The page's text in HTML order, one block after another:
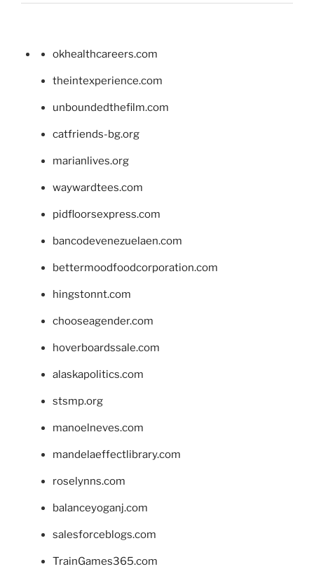
okhealthcareers.com
theintexperience.com
unboundedthefilm.com
catfriends-bg.org
marianlives.org
waywardtees.com
pidfloorsexpress.com
bancodevenezuelaen.com
bettermoodfoodcorporation.com
hingstonnt.com
chooseagender.com
hoverboardssale.com
alaskapolitics.com
stsmp.org
manoelneves.com
mandelaeffectlibrary.com
roselynns.com
balanceyoganj.com
salesforceblogs.com
TrainGames365.com